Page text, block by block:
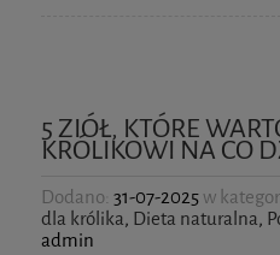
5 ZIÓŁ, KTÓRE
KRÓLIKOWI NA CO
Dodano: 31-07-2025 w
dla królika, Dieta naturalna,
admin